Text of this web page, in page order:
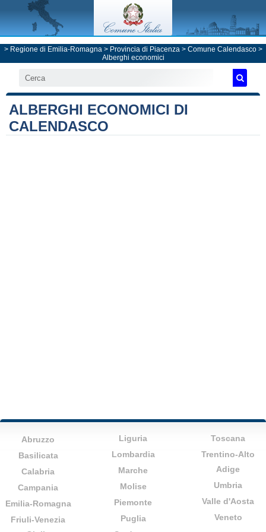
> Regione di Emilia-Romagna> Provincia di Piacenza> Comune Calendasco>
Alberghi economici
ALBERGHI ECONOMICI DI
CALENDASCO
Abruzzo
Basilicata
Calabria
Campania
Emilia-Romagna
Friuli-Venezia
Liguria
Lombardia
Marche
Molise
Piemonte
Puglia
Toscana
Trentino-Alto
Adige
Umbria
Valle d'Aosta
Veneto